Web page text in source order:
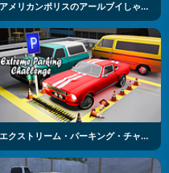
アメリカンポリスのアールブイしゃのシミュレータ
エクストリーム・パーキング・チャレンジ